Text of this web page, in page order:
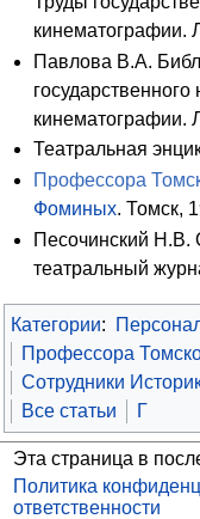
кинематографии.
Павлова В.А.
кинематографии.
Театральная
Профессора
Фоминых. Томск,
Песочинский Н.В.
театральный
Категории:
Профессора
Сотрудники
Все статьи
Г
Эта страница в
Политика
ответственности